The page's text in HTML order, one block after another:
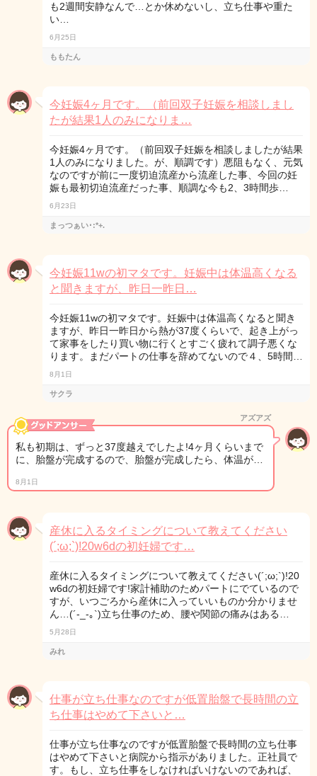
も2週間安静なんで…とか休めないし、立ち仕事や重た
い…
6月25日
ももたん
今妊娠4ヶ月です。（前回双子妊娠を相談しまし
たが結果1人のみになりま…
今妊娠4ヶ月です。（前回双子妊娠を相談しましたが結果
1人のみになりました。が、順調です）悪阻もなく、元気
なのですが前に一度切迫流産から流産した事、今回の妊
娠も最初切迫流産だった事、順調な今も2、3時間歩…
6月23日
まっつぁい･:*+.
今妊娠11wの初マタです。妊娠中は体温高くなる
と聞きますが、昨日一昨日…
今妊娠11wの初マタです。妊娠中は体温高くなると聞き
ますが、昨日一昨日から熱が37度くらいで、起き上がっ
て家事をしたり買い物に行くとすごく疲れて調子悪くな
ります。まだパートの仕事を辞めてないので４、5時間…
8月1日
サクラ
アズアズ
私も初期は、ずっと37度越えでしたよ!4ヶ月くらいまで
に、胎盤が完成するので、胎盤が完成したら、体温が…
8月1日
産休に入るタイミングについて教えてください
(´;ω;`)!20w6dの初妊婦です…
産休に入るタイミングについて教えてください(´;ω;`)!20
w6dの初妊婦です!家計補助のためパートにでているので
すが、いつごろから産休に入っていいものか分かりませ
ん…(´-_-｡`)立ち仕事のため、腰や関節の痛みはある…
5月28日
みれ
仕事が立ち仕事なのですが低置胎盤で長時間の立
ち仕事はやめて下さいと…
仕事が立ち仕事なのですが低置胎盤で長時間の立ち仕事
はやめて下さいと病院から指示がありました。正社員で
す。もし、立ち仕事をしなければいけないのであれば、